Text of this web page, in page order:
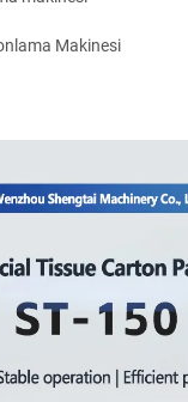
Makinesi